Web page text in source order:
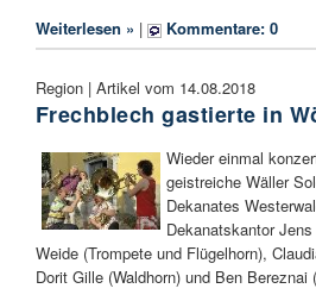
Weiterlesen » | Kommentare: 0
Region | Artikel vom 14.08.2018
Frechblech gastierte in
Wieder einmal
geistreiche Wäller
Dekanates
Dekanatskantor
Weide (Trompete und Flügelhorn),
Dorit Gille (Waldhorn) und Ben